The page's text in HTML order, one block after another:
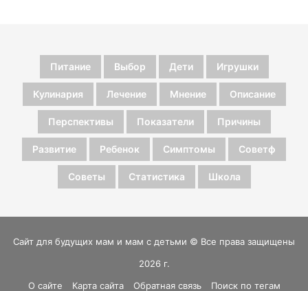
Питание Выбор Дети Игрушки
Кулинария Лечение Мнение Описание
Перспективы Показатели Причины
Развитие Ребенок Симптомы Советф
Советы Статистика Школа
Сайт для будущих мам и мам с детьми © Все права защищены
2026 г.
О сайте
Карта сайта Обратная связь Поиск по тегам